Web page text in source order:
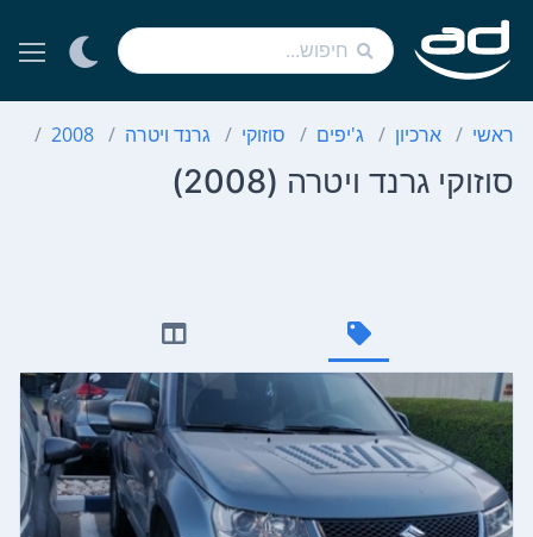
ראשי ארכיון ג'יפים סוזוקי גרנד ויטרה 2008
סוזוקי גרנד ויטרה (2008)